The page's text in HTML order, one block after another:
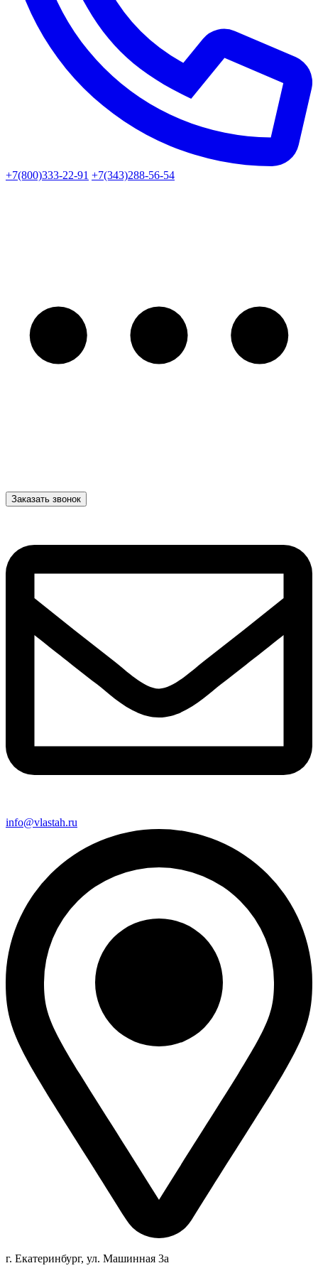
+7(800)333-22-91 +7(343)288-56-54
Заказать звонок
info@vlastah.ru
г. Екатеринбург, ул. Машинная 3а